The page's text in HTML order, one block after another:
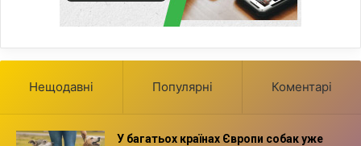
Нещодавні Популярні Коментарі
У багатьох країнах Європи собак уже